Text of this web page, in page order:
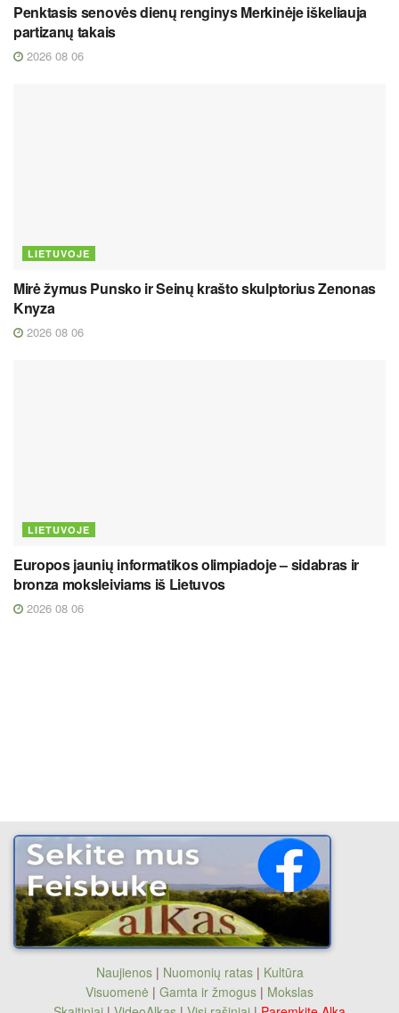
Penktasis senovės dienų renginys Merkinėje iškeliauja
partizanų takais
2026 08 06
LIETUVOJE
Mirė žymus Punsko ir Seinų krašto skulptorius Zenonas
Knyza
2026 08 06
LIETUVOJE
Europos jaunių informatikos olimpiadoje – sidabras ir
bronza moksleiviams iš Lietuvos
2026 08 06
Naujienos| Nuomonių ratas| Kultūra
Visuomenė | Gamta ir žmogus | Mokslas